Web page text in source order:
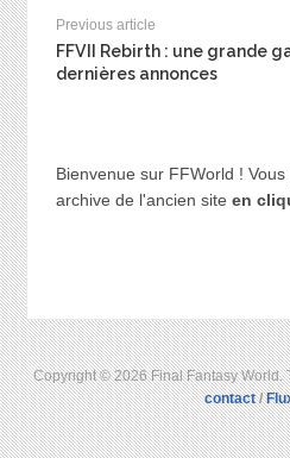
Previous article
FFVII Rebirth : une grande
dernières annonces
Bienvenue sur FFWorld !
archive de l'ancien site en
Copyright © 2026 Final Fantasy World.
contact/